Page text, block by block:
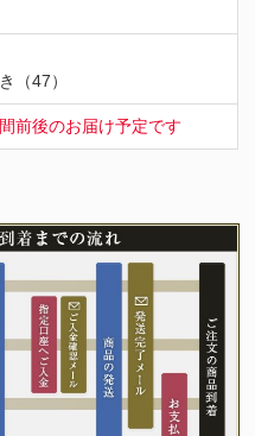
（47）
前後のお届け予定です